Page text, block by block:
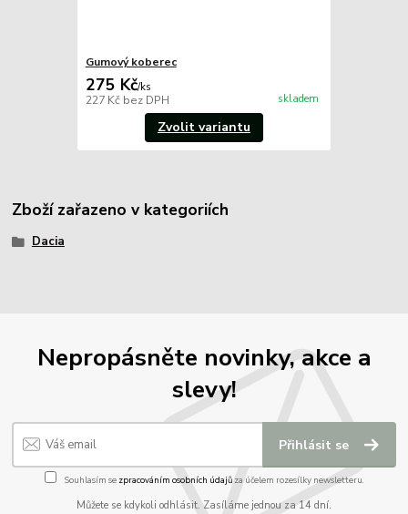
Gumový koberec
275 Kč/ks
227 Kč bez DPH skladem
Zvolit variantu
Zboží zařazeno v kategoriích
Dacia
Nepropásněte novinky, akce a
slevy!
Přihlásit se
Souhlasím se zpracováním osobních údajůza účelem rozesílky newsletteru.
Můžete se kdykoli odhlásit. Zasíláme jednou za 14 dní.